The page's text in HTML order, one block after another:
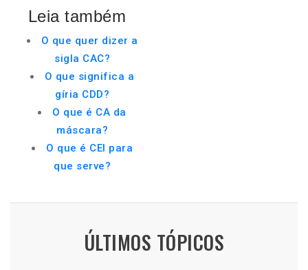
Leia também
O que quer dizer a
sigla CAC?
O que significa a
gíria CDD?
O que é CA da
máscara?
O que é CEI para
que serve?
ÚLTIMOS TÓPICOS